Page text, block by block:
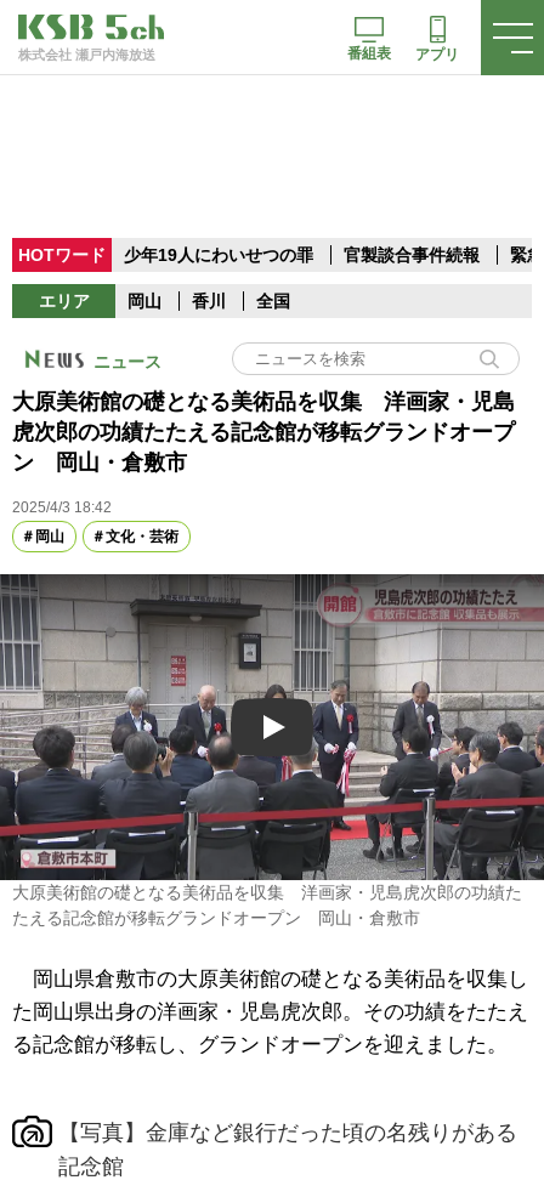
株式会社 瀬戸内海放送 番組表 アプリ
HOTワード 少年19人にわいせつの罪 官製談合事件続報 緊
エリア 岡山 香川 全国
ニュース
大原美術館の礎となる美術品を収集 洋画家・児島
虎次郎の功績たたえる記念館が移転グランドオープ
ン 岡山・倉敷市
2025/4/3 18:42
岡山
文化・芸術
Play
大原美術館の礎となる美術品を収集 洋画家・児島虎次郎の功績た
たえる記念館が移転グランドオープン 岡山・倉敷市
岡山県倉敷市の大原美術館の礎となる美術品を収集し
た岡山県出身の洋画家・児島虎次郎。その功績をたたえ
る記念館が移転し、グランドオープンを迎えました。
【写真】金庫など銀行だった頃の名残りがある
記念館